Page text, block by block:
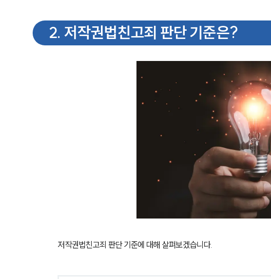
2. 저작권법친고죄 판단 기준은?
저작권법친고죄 판단 기준에 대해 살펴보겠습니다.